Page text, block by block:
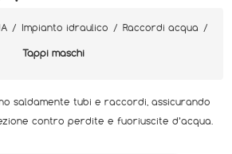
/ Impianto idraulico / Raccordi acqua /
Tappi maschi
saldamente tubi e raccordi, assicurando
contro perdite e fuoriuscite d’acqua.